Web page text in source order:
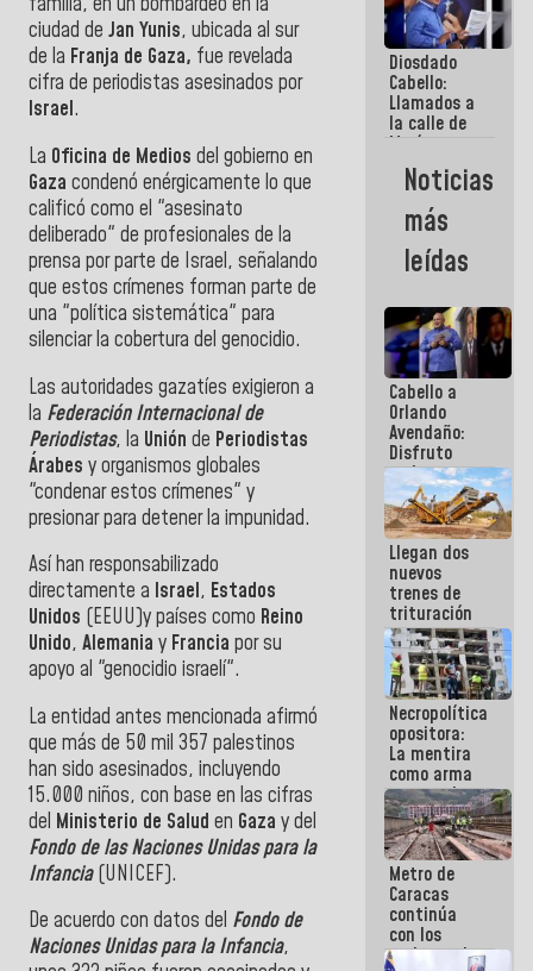
ciudad de Jan Yunis, ubicada al sur
de la Franja de Gaza, fue revelada
cifra de periodistas asesinados por
Israel.
La Oficina de Medios del gobierno en
Gaza condenó enérgicamente lo que
calificó como el "asesinato
deliberado" de profesionales de la
prensa por parte de Israel, señalando
que estos crímenes forman parte de
una "política sistemática" para
silenciar la cobertura del genocidio.
Las autoridades gazatíes exigieron a
la Federación Internacional de
Periodistas, la Unión de Periodistas
Árabes y organismos globales
"condenar estos crímenes" y
presionar para detener la impunidad.
Así han responsabilizado
directamente a Israel, Estados
Unidos (EEUU)y países como Reino
Unido, Alemania y Francia por su
apoyo al "genocidio israelí".
La entidad antes mencionada afirmó
que más de 50 mil 357 palestinos
han sido asesinados, incluyendo
15.000 niños, con base en las cifras
del Ministerio de Salud en Gaza y del
Fondo de las Naciones Unidas para la
Infancia(UNICEF).
De acuerdo con datos del Fondo de
Naciones Unidas para la Infancia,
puede creer?
¿Y la gente
que ella iba
a salvar en
La Guaira?
Diosdado
Cabello:
Llamados a
la calle de
María
Machado se
estrellaron
de frente
contra el
Pueblo
Noticias
más
leídas
Cabello a
Orlando
Avendaño:
Disfruto
cada vez
que escribes
porque lo
que haces
es
embarrarla
Llegan dos
nuevos
trenes de
trituración
para
optimizar
manejo de
escombros
en La Guaira
Necropolítica
opositora:
La mentira
como arma
contra el
Pueblo
Metro de
Caracas
continúa
con los
trabajos de